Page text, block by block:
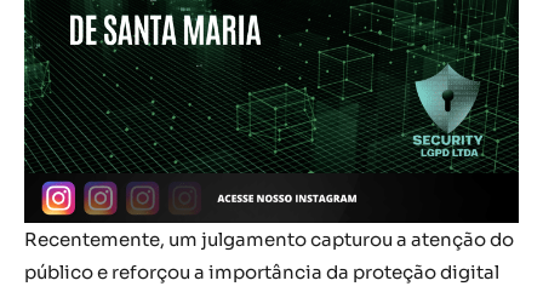
Recentemente, um julgamento capturou a atenção do
público e reforçou a importância da proteção digital